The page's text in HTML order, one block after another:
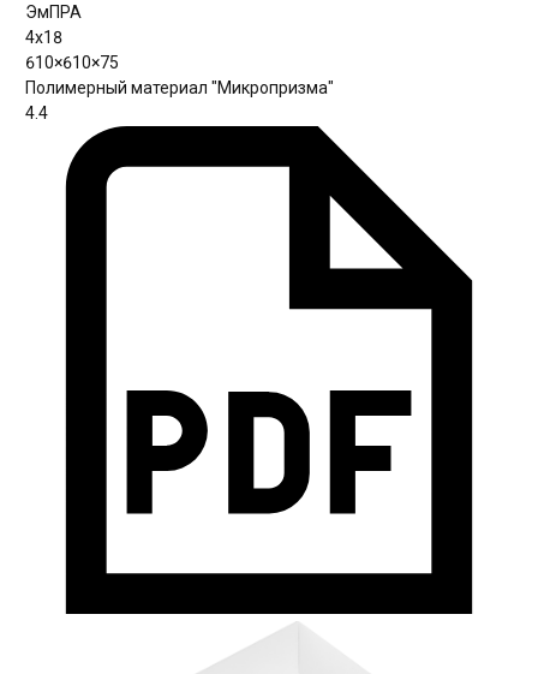
ЭмПРА
4х18
610×610×75
Полимерный материал "Микропризма"
4.4